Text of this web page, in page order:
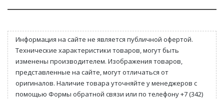
Информация на сайте не является публичной офертой.
Технические характеристики товаров, могут быть
изменены производителем. Изображения товаров,
представленные на сайте, могут отличаться от
оригиналов. Наличие товара уточняйте у менеджеров с
помощью Формы обратной связи или по телефону +7 (342)